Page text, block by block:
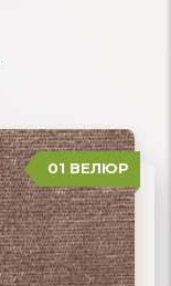
01 ВЕЛЮР
02 РОГОЖКА